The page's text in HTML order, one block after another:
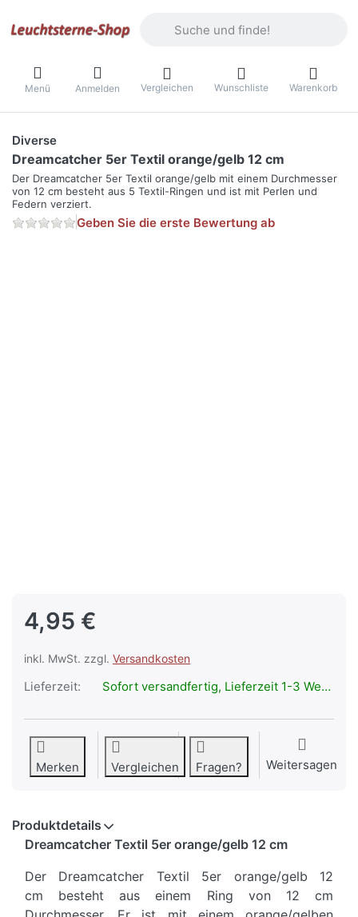
Menü Anmelden Vergleichen Wunschliste Warenkorb
Diverse
Dreamcatcher 5er Textil orange/gelb 12 cm
Der Dreamcatcher 5er Textil orange/gelb mit einem Durchmesser
von 12 cm besteht aus 5 Textil-Ringen und ist mit Perlen und
Federn verziert.
Geben Sie die erste Bewertung ab
4,95 €
inkl. MwSt. zzgl. Versandkosten
Lieferzeit: Sofort versandfertig, Lieferzeit 1-3 Werktage.
Merken Vergleichen Fragen? Weitersagen
Produktdetails
Dreamcatcher Textil 5er orange/gelb 12 cm
Der Dreamcatcher Textil 5er orange/gelb 12
cm besteht aus einem Ring von 12 cm